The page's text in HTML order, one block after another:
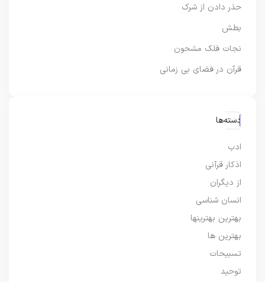
حذر دادن از شرک
بطش
نجات فلک مشحون
قرآن در فضای بی زمانی
دسته‌ها
ادب
اذکار قرآنی
از دیگران
انسان شناسی
بهترین بهترینها
بهترین ها
تسبیحات
توحید